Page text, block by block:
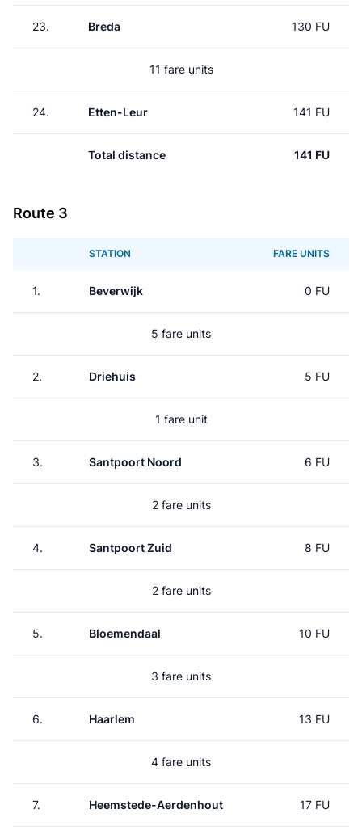
23. Breda 130 FU
11 fare units
24. Etten-Leur 141 FU
Total distance 141 FU
Route 3
STATION FARE UNITS
1. Beverwijk 0 FU
5 fare units
2. Driehuis 5 FU
1 fare unit
3. Santpoort Noord 6 FU
2 fare units
4. Santpoort Zuid 8 FU
2 fare units
5. Bloemendaal 10 FU
3 fare units
6. Haarlem 13 FU
4 fare units
7. Heemstede-Aerdenhout 17 FU